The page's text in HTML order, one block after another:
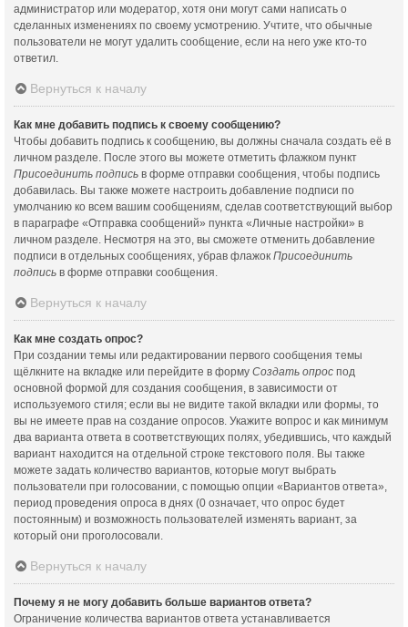
администратор или модератор, хотя они могут сами написать о
сделанных изменениях по своему усмотрению. Учтите, что обычные
пользователи не могут удалить сообщение, если на него уже кто-то
ответил.
Вернуться к началу
Как мне добавить подпись к своему сообщению?
Чтобы добавить подпись к сообщению, вы должны сначала создать её в
личном разделе. После этого вы можете отметить флажком пункт
Присоединить подпись в форме отправки сообщения, чтобы подпись
добавилась. Вы также можете настроить добавление подписи по
умолчанию ко всем вашим сообщениям, сделав соответствующий выбор
в параграфе «Отправка сообщений» пункта «Личные настройки» в
личном разделе. Несмотря на это, вы сможете отменить добавление
подписи в отдельных сообщениях, убрав флажок Присоединить
подпись в форме отправки сообщения.
Вернуться к началу
Как мне создать опрос?
При создании темы или редактировании первого сообщения темы
щёлкните на вкладке или перейдите в форму Создать опрос под
основной формой для создания сообщения, в зависимости от
используемого стиля; если вы не видите такой вкладки или формы, то
вы не имеете прав на создание опросов. Укажите вопрос и как минимум
два варианта ответа в соответствующих полях, убедившись, что каждый
вариант находится на отдельной строке текстового поля. Вы также
можете задать количество вариантов, которые могут выбрать
пользователи при голосовании, с помощью опции «Вариантов ответа»,
период проведения опроса в днях (0 означает, что опрос будет
постоянным) и возможность пользователей изменять вариант, за
который они проголосовали.
Вернуться к началу
Почему я не могу добавить больше вариантов ответа?
Ограничение количества вариантов ответа устанавливается